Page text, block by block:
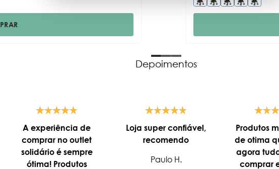
Depoimentos
A experiência de
comprar no outlet
solidário é sempre
ótima! Produtos
Loja super confiável,
recomendo
Paulo H.
Produtos
de otima
agora
comprar